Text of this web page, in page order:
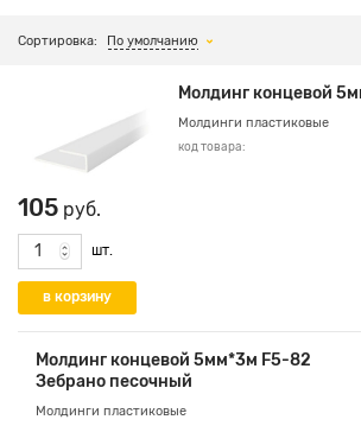
Сортировка: По умолчанию
Молдинг концевой
Молдинги пластиковые
код товара:
105 руб.
шт.
Молдинг концевой 5мм*3м F5-82
Зебрано песочный
Молдинги пластиковые